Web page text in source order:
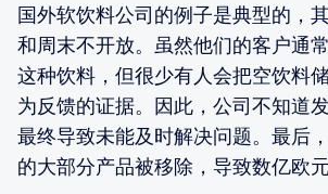
国外软饮料公司的例子是典型的，
和周末不开放。虽然他们的客户通
这种饮料，但很少有人会把空饮料
为反馈的证据。因此，公司不知道
最终导致未能及时解决问题。最后
的大部分产品被移除，导致数亿欧元